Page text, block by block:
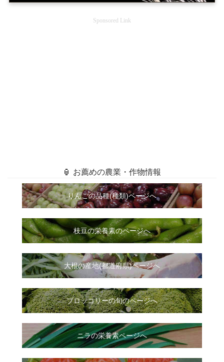
Sponsored Link
🏮 お薦めの農業・作物情報
りんごの品種(種類)ページへ
枝豆の栄養素のページへ
大根の産地(都道府県)ページへ
ブロッコリーの旬のページへ
ニラの栄養素ページへ